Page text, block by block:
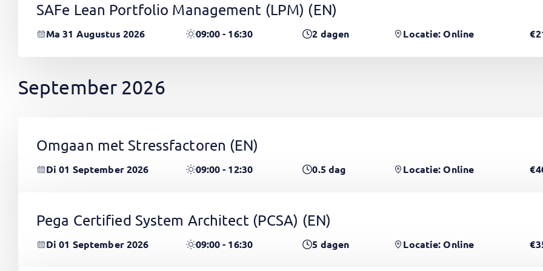
SAFe Lean Portfolio Management (LPM) (EN)
Ma 31 Augustus 2026 09:00 - 16:30 2 dagen Locatie: Online
September 2026
Omgaan met Stressfactoren (EN)
Di 01 September 2026 09:00 - 12:30 0.5dag Locatie: Online
Pega Certified System Architect (PCSA) (EN)
Di 01 September 2026 09:00 - 16:30 5 dagen Locatie: Online